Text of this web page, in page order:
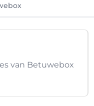
van Betuwebox